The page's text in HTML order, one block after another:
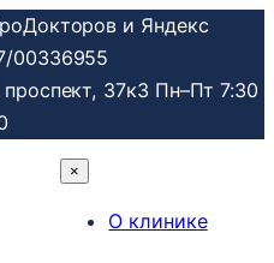
и Яндекс
00336955
37к3 Пн–Пт 7:30
×
О клинике